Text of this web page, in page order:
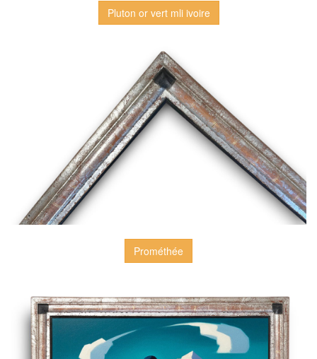
Pluton or vert mli ivoire
Prométhée